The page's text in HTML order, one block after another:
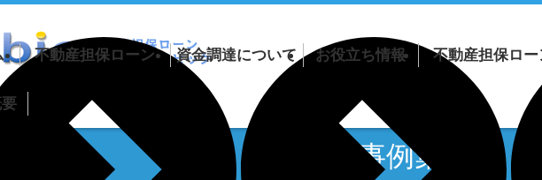
不動産担保ローン
不動産担保ローン詳細
法人向け不動産担保ローン
個人向け不動産担保ローン
資金調達について
融資案件の紹介受付
リースバックについて
審査が通るか不安な方
お役立ち情報 不動産担保ロー
会社概要・アクセスマップ ご融資の事例集